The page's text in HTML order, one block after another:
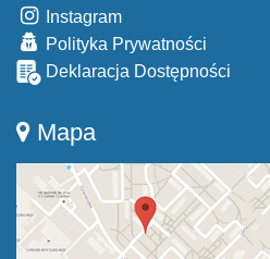
Instagram
Polityka Prywatności
Deklaracja Dostępności
Mapa